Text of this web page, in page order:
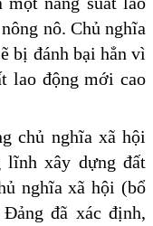
nô. Chủ nghĩa
bị đánh bại hẳn vì
lao động mới cao
chủ nghĩa xã hội
lĩnh xây dựng đất
nghĩa xã hội (bổ
đã xác định,